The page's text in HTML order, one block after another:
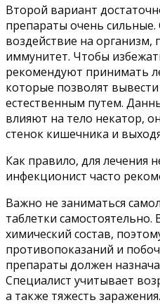
Второй вариант
препараты очень
воздействие на
иммунитет. Чтобы
рекомендуют принимать
которые позволят
естественным путем.
влияют на тело некатор,
стенок кишечника и
Как правило, для лечения
инфекционист часто
Важно не заниматься
таблетки
химический состав,
противопоказаний и
препараты должен
Специалист учитывает
а также тяжесть заражения.